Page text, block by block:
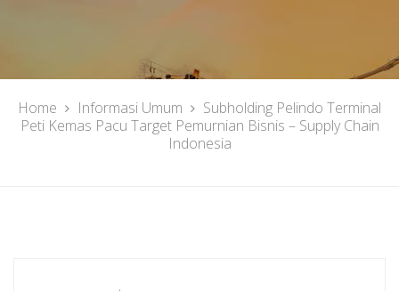
Home Informasi Umum
Subholding Pelindo Terminal
Peti Kemas Pacu Target Pemurnian Bisnis – Supply Chain
Indonesia